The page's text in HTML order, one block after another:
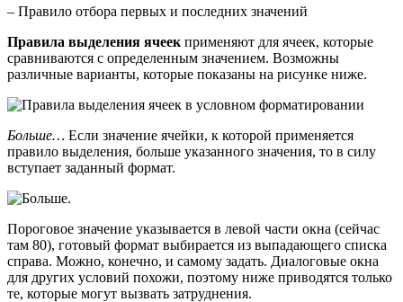
– Правило отбора первых и последних значений
Правила выделения ячеек применяют для ячеек, которые
сравниваются с определенным значением. Возможны
различные варианты, которые показаны на рисунке ниже.
Больше… Если значение ячейки, к которой применяется
правило выделения, больше указанного значения, то в силу
вступает заданный формат.
Пороговое значение указывается в левой части окна (сейчас
там 80), готовый формат выбирается из выпадающего списка
справа. Можно, конечно, и самому задать. Диалоговые окна
для других условий похожи, поэтому ниже приводятся только
те, которые могут вызвать затруднения.